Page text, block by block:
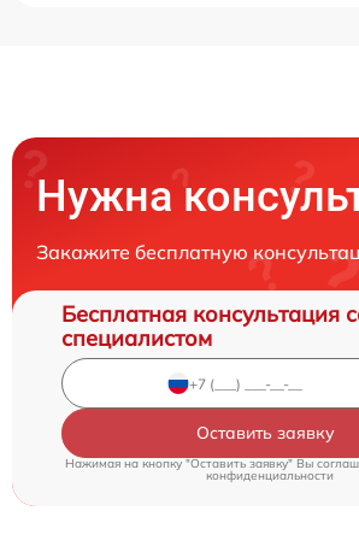
Нужна
Закажите бесплатную
Бесплатная консультация
специалистом
Оставить заявку
Нажимая на кнопку "Оставить заявку" Вы
конфиденциальности